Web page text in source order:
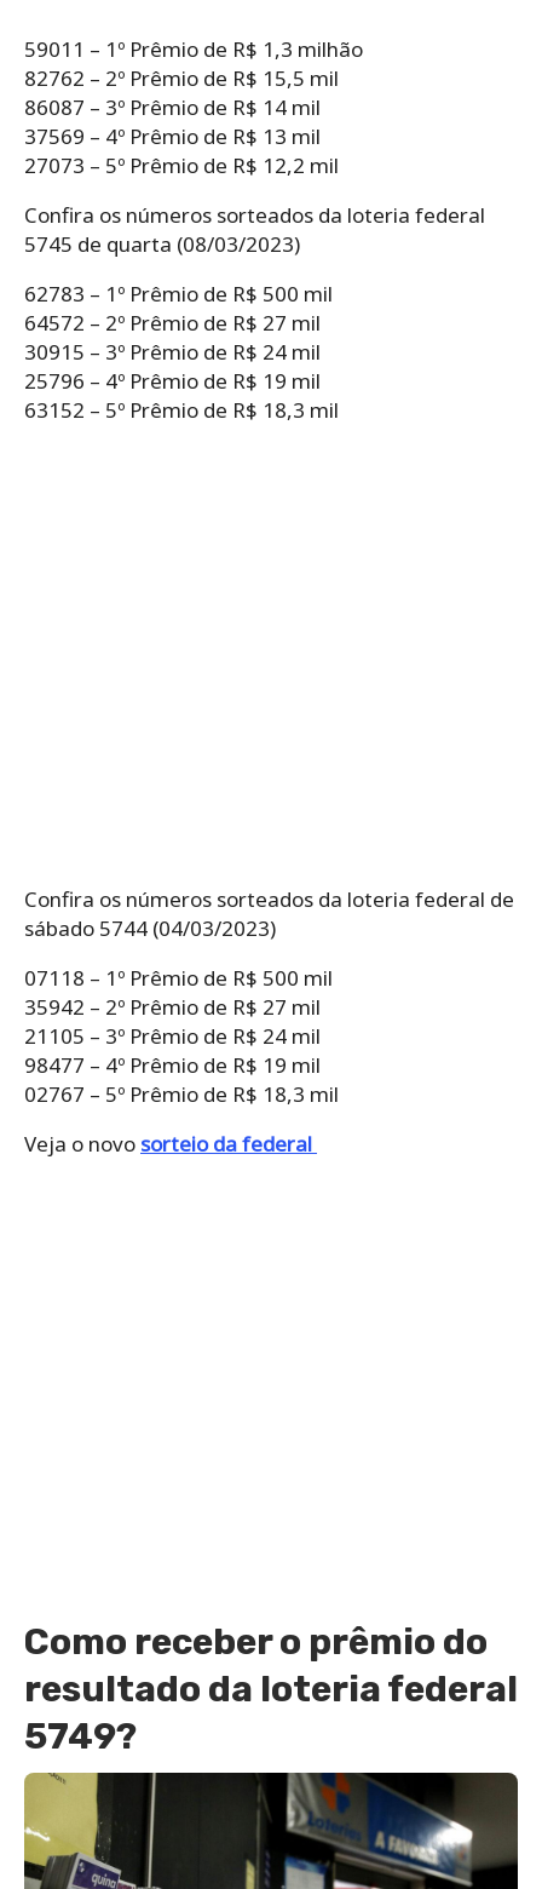
59011 – 1º Prêmio de R$ 1,3 milhão
82762 – 2º Prêmio de R$ 15,5 mil
86087 – 3º Prêmio de R$ 14 mil
37569 – 4º Prêmio de R$ 13 mil
27073 – 5º Prêmio de R$ 12,2 mil
Confira os números sorteados da loteria federal
5745 de quarta (08/03/2023)
62783 – 1º Prêmio de R$ 500 mil
64572 – 2º Prêmio de R$ 27 mil
30915 – 3º Prêmio de R$ 24 mil
25796 – 4º Prêmio de R$ 19 mil
63152 – 5º Prêmio de R$ 18,3 mil
Confira os números sorteados da loteria federal de
sábado 5744 (04/03/2023)
07118 – 1º Prêmio de R$ 500 mil
35942 – 2º Prêmio de R$ 27 mil
21105 – 3º Prêmio de R$ 24 mil
98477 – 4º Prêmio de R$ 19 mil
02767 – 5º Prêmio de R$ 18,3 mil
Veja o novo sorteio da federal
Como receber o prêmio do
resultado da loteria federal
5749?